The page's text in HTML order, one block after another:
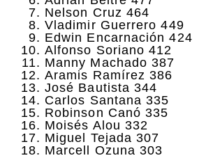
Nelson Cruz 464
Vladimir Guerrero 449
Edwin Encarnación 424
Alfonso Soriano 412
Manny Machado 387
Aramis Ramírez 386
José Bautista 344
Carlos Santana 335
Robinson Canó 335
Moisés Alou 332
Miguel Tejada 307
Marcell Ozuna 303